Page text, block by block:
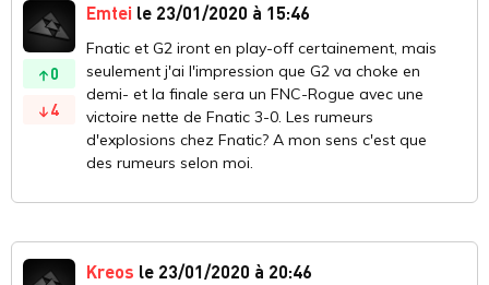
0
4
Emtei le 23/01/2020 à 15:46
Fnatic et G2 iront en play-off certainement, mais
seulement j'ai l'impression que G2 va choke en
demi- et la finale sera un FNC-Rogue avec une
victoire nette de Fnatic 3-0. Les rumeurs
d'explosions chez Fnatic? A mon sens c'est que
des rumeurs selon moi.
Kreos le 23/01/2020 à 20:46